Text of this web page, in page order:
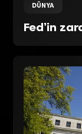
DÜNYA
Fed’in